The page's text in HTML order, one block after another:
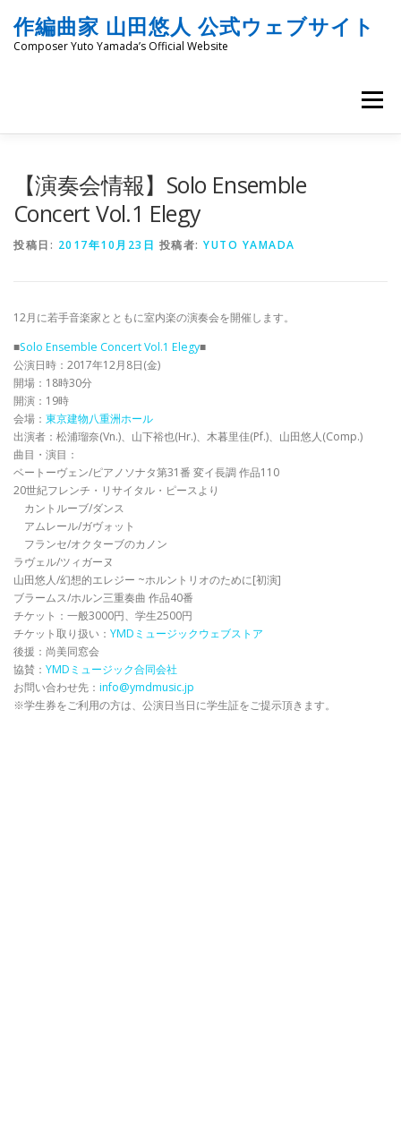
キ
作編曲家 山田悠人 公式ウェブサイト
Composer Yuto Yamada’s Official Website
メニュー
LINKS SITEMAP
【演奏会情報】Solo Ensemble
Concert Vol.1 Elegy
投稿日: 2017年10月23日 投稿者: YUTO YAMADA
12月に若手音楽家とともに室内楽の演奏会を開催します。
■Solo Ensemble Concert Vol.1 Elegy■
公演日時：2017年12月8日(金)
開場：18時30分
開演：19時
会場： 東京建物八重洲ホール
出演者：松浦瑠奈(Vn.)、山下裕也(Hr.)、木暮里佳(Pf.)、山田悠人(Comp.)
曲目・演目：
ベートーヴェン/ピアノソナタ第31番 変イ長調 作品110
20世紀フレンチ・リサイタル・ピースより
カントルーブ/ダンス
アムレール/ガヴォット
フランセ/オクターブのカノン
ラヴェル/ツィガーヌ
山田悠人/幻想的エレジー ~ホルントリオのために[初演]
ブラームス/ホルン三重奏曲 作品40番
チケット：一般3000円、学生2500円
チケット取り扱い： YMDミュージックウェブストア
後援：尚美同窓会
協賛： YMDミュージック合同会社
お問い合わせ先： info@ymdmusic.jp
※学生券をご利用の方は、公演日当日に学生証をご提示頂きます。